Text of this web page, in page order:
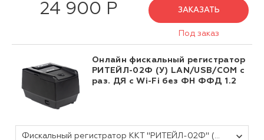
24 900 Р ЗАКАЗАТЬ
Под заказ
Онлайн фискальный регистратор
РИТЕЙЛ-02Ф (У) LAN/USB/COM с
раз. ДЯ с Wi-Fi без ФН ФФД 1.2
Фискальный регистратор ККТ "РИТЕЙЛ-02Ф" (У) LAN/USB/COM с раз. ДЯ c Wi-Fi (черный) без ФН